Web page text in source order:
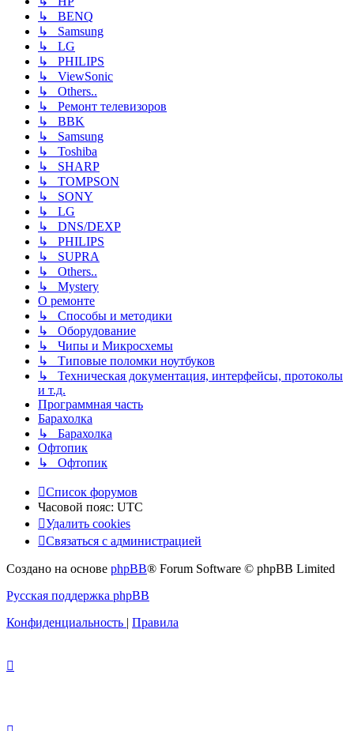
↳ BENQ
↳ Samsung
↳ LG
↳ PHILIPS
↳ ViewSonic
↳ Others..
↳ Ремонт телевизоров
↳ BBK
↳ Samsung
↳ Toshiba
↳ SHARP
↳ TOMPSON
↳ SONY
↳ LG
↳ DNS/DEXP
↳ PHILIPS
↳ SUPRA
↳ Others..
↳ Mystery
О ремонте
↳ Способы и методики
↳ Оборудование
↳ Чипы и Микросхемы
↳ Типовые поломки ноутбуков
↳ Техническая документация, интерфейсы, протоколы
и т.д.
Программная часть
Барахолка
↳ Барахолка
Офтопик
↳ Офтопик
Список форумов
Часовой пояс: UTC
Удалить cookies
Связаться
администрацией
Связаться с администрацией
Создано на основе phpBB® Forum Software © phpBB Limited
Русская поддержка phpBB
Конфиденциальность | Правила